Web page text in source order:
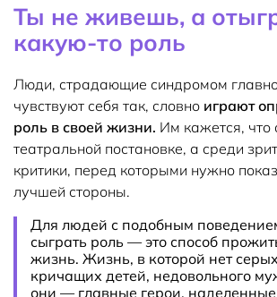
Ты не живешь, а
какую-то роль
Люди, страдающие синдромом
чувствуют себя так, словно играют
роль в своей жизни. Им кажется, что
театральной постановке, а среди
критики, перед которыми нужно
лучшей стороны.
Для людей с подобным
сыграть роль — это способ
жизнь. Жизнь, в которой нет
кричащих детей, недовольного
они — главные герои,